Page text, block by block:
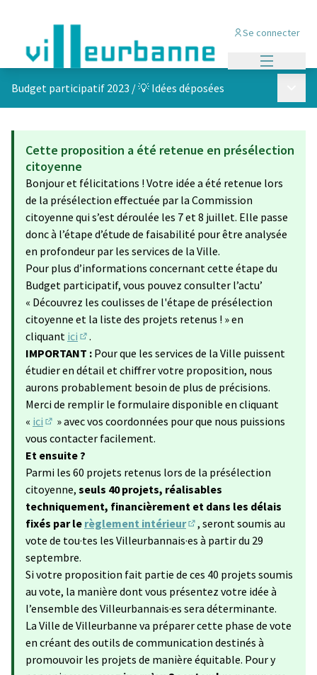
Se connecter
Budget participatif 2023 /💡 Idées déposées
Cette proposition a été retenue en présélection
citoyenne
Bonjour et félicitations ! Votre idée a été retenue lors
de la présélection effectuée par la Commission
citoyenne qui s’est déroulée les 7 et 8 juillet. Elle passe
donc à l’étape d’étude de faisabilité pour être analysée
en profondeur par les services de la Ville.
Pour plus d’informations concernant cette étape du
Budget participatif, vous pouvez consulter l’actu’
« Découvrez les coulisses de l'étape de présélection
citoyenne et la liste des projets retenus ! » en
cliquant ici
(S'ouvre dans un nouvel onglet)
.
IMPORTANT : Pour que les services de la Ville puissent
étudier en détail et chiffrer votre proposition, nous
aurons probablement besoin de plus de précisions.
Merci de remplir le formulaire disponible en cliquant
« ici
(Lien externe)
» avec vos coordonnées pour que nous puissions
vous contacter facilement.
Et ensuite ?
Parmi les 60 projets retenus lors de la présélection
citoyenne, seuls 40 projets, réalisables
techniquement, financièrement et dans les délais
fixés par le règlement intérieur
(Lien externe)
, seront soumis au
vote de tou·tes les Villeurbannais·es à partir du 29
septembre.
Si votre proposition fait partie de ces 40 projets soumis
au vote, la manière dont vous présentez votre idée à
l’ensemble des Villeurbannais·es sera déterminante.
La Ville de Villeurbanne va préparer cette phase de vote
en créant des outils de communication destinés à
promouvoir les projets de manière équitable. Pour y